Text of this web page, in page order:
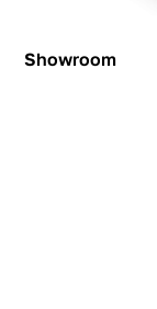
Showroom